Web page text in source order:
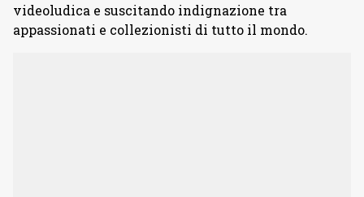
videoludica e suscitando indignazione tra
appassionati e collezionisti di tutto il mondo.